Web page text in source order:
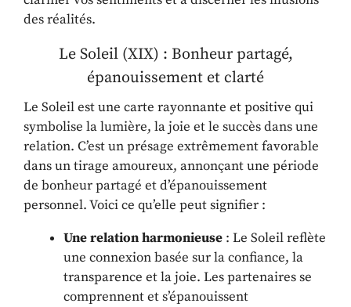
des réalités.
Le Soleil (XIX) : Bonheur partagé,
épanouissement et clarté
Le Soleil est une carte rayonnante et positive qui
symbolise la lumière, la joie et le succès dans une
relation. C’est un présage extrêmement favorable
dans un tirage amoureux, annonçant une période
de bonheur partagé et d’épanouissement
personnel. Voici ce qu’elle peut signifier :
Une relation harmonieuse : Le Soleil reflète
une connexion basée sur la confiance, la
transparence et la joie. Les partenaires se
comprennent et s’épanouissent